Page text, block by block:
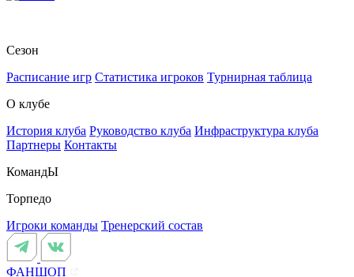
Сезон
Расписание игр Статистика игроков Турнирная таблица
О клубе
История клуба Руководство клуба Инфраструктура клуба
Партнеры Контакты
КомандЫ
Торпедо
Игроки команды Тренерский состав
ФАНШОП